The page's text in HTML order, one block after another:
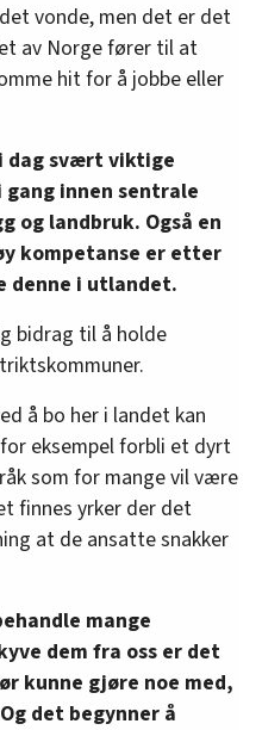
vonde, men det er det
av Norge fører til at
hit for å jobbe eller
dag svært viktige
innen sentrale
og landbruk. Også en
kompetanse er etter
i utlandet.
bidrag til å holde
å bo her i landet kan
eksempel forbli et dyrt
som for mange vil være
finnes yrker der det
at de ansatte snakker
mange
dem fra oss er det
kunne gjøre noe med,
det begynner å